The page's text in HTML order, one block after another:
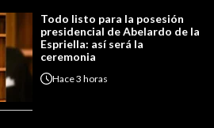
Todo listo para la posesión
presidencial de Abelardo de la
Espriella: así será la
ceremonia
Hace3 horas